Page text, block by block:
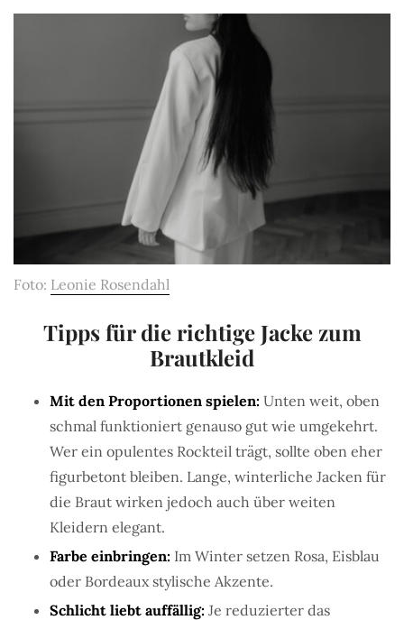
Foto: Leonie Rosendahl
Tipps für die richtige Jacke zum
Brautkleid
Mit den Proportionen spielen: Unten weit, oben
schmal funktioniert genauso gut wie umgekehrt.
Wer ein opulentes Rockteil trägt, sollte oben eher
figurbetont bleiben. Lange, winterliche Jacken für
die Braut wirken jedoch auch über weiten
Kleidern elegant.
Farbe einbringen: Im Winter setzen Rosa, Eisblau
oder Bordeaux stylische Akzente.
Schlicht liebt auffällig: Je reduzierter das